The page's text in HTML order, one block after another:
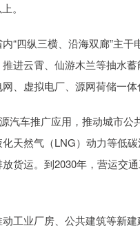
。
纵三横、沿海双廊”主干
进云霄、仙游木兰等抽水
、虚拟电厂、源网荷储一体
车推广应用，推动城市公
天然气（LNG）动力等低
货运。到2030年，营运交
业厂房、公共建筑等新建